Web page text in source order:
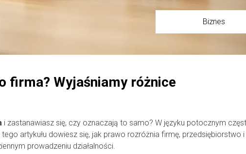
Biznes
firma? Wyjaśniamy różnice
i zastanawiasz się, czy oznaczają to samo? W języku potocznym
artykułu dowiesz się, jak prawo rozróżnia firmę, przedsiębiorstwo i
prowadzeniu działalności.